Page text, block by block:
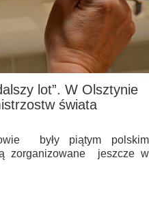
lot”. W Olsztynie
świata
były piątym polskim
zorganizowane jeszcze w